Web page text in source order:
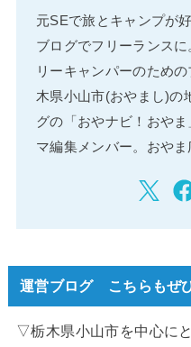
元SEで旅とキャンプが
ブログでフリーランス
リーキャンパーのため
木県小山市(おやまし)の
グの「おやナビ！おや
マ編集メンバー。おやま
運営ブログ こちらもぜ
▽栃木県小山市を中心に